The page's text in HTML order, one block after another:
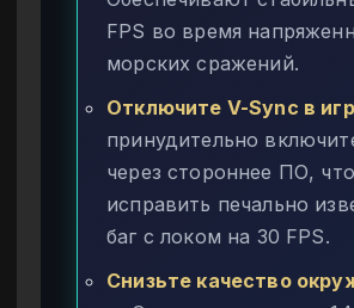
FPS во время
морских сражений.
Отключите V-Sync в
принудительно
через стороннее ПО,
исправить печально
баг с локом на 30 FPS.
Снизьте качество